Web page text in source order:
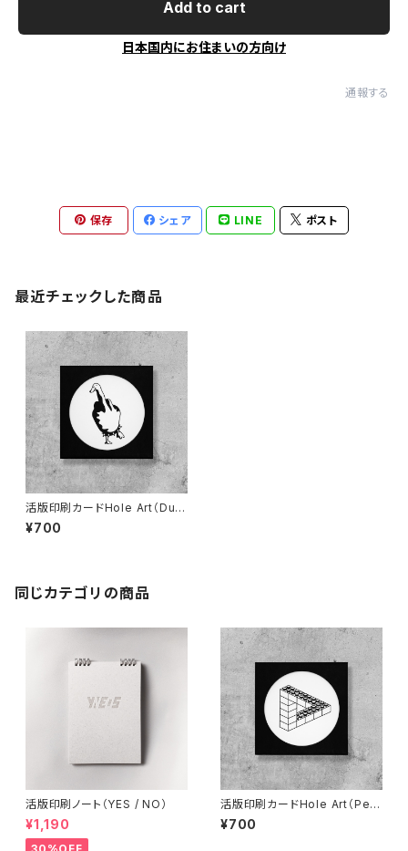
Add to cart
日本国内にお住まいの方向け
通報する
保存 シェア LINE ポスト
最近チェックした商品
活版印刷カードHole Art（Duc
k You）
¥700
同じカテゴリの商品
活版印刷ノート（YES / NO）
¥1,190
活版印刷カードHole Art（Penr
ose Triangle）
¥700